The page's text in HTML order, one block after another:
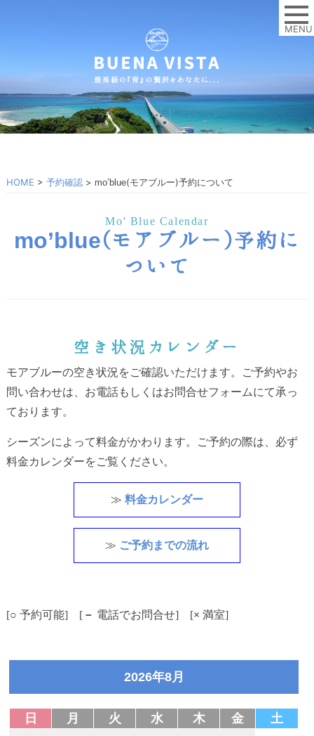
MENU
HOME > 予約確認> mo’blue(モアブルー)予約について
Mo' Blue Calendar
mo’blue(モアブルー)予約に
ついて
空き状況カレンダー
モアブルーの空き状況をご確認いただけます。ご予約やお
問い合わせは、お電話もしくはお問合せフォームにて承っ
ております。
シーズンによって料金がかわります。ご予約の際は、必ず
料金カレンダーをご覧ください。
≫ 料金カレンダー
≫ ご予約までの流れ
[○ 予約可能] [－ 電話でお問合せ] [× 満室]
2026年8月
日 月 火 水 木 金 土